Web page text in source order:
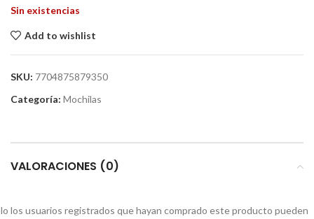
Sin existencias
Add to wishlist
SKU: 7704875879350
Categoría: Mochilas
VALORACIONES (0)
los usuarios registrados que hayan comprado este producto pueden